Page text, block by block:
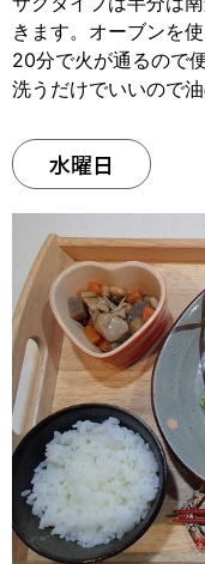
きます。オーブンを
20分で火が通るので
洗うだけでいいので
水曜日